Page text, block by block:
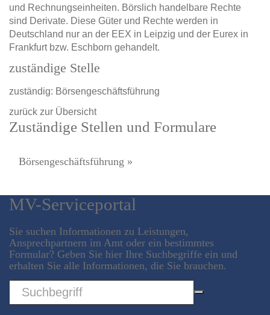
und Rechnungseinheiten. Börslich handelbare Rechte
sind Derivate. Diese Güter und Rechte werden in
Deutschland nur an der EEX in Leipzig und der Eurex in
Frankfurt bzw. Eschborn gehandelt.
zuständige Stelle
zuständig: Börsengeschäftsführung
zurück zur Übersicht
Zuständige Stellen und Formulare
Börsengeschäftsführung »
MV-Serviceportal
Sie suchen Informationen zu Leistungen,
Ansprechpartnern im Amt oder ein bestimmtes
Formular? Geben Sie hier Ihre Suchbegriffe ein und
erhalten Sie alle Informationen, die Sie brauchen.
Sword